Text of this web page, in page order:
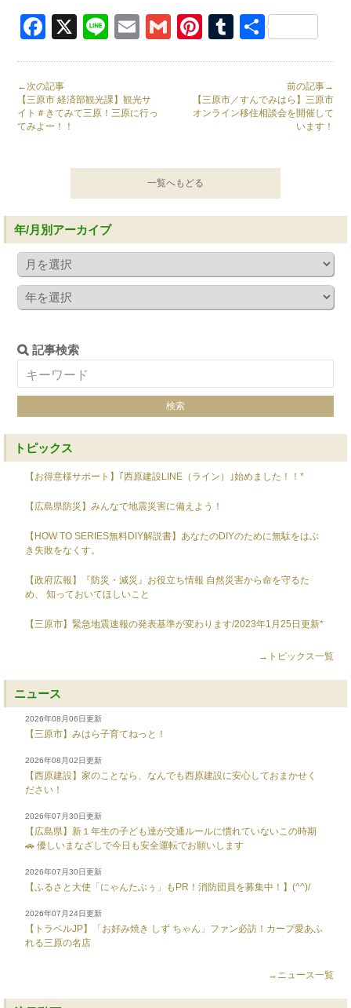
Facebook
X LineEmailGmailPinterest
Tumblr
共
前の記事→
【三原市／すんでみはら】三原市
オンライン移住相談会を開催して
います！
←次の記事
【三原市 経済部観光課】観光サ
イト＃きてみて三原！三原に行っ
てみよー！！
一覧へもどる
年/月別アーカイブ
記事検索
トピックス
【お得意様サポート】｢西原建設LINE（ライン）｣始めました！！*
【広島県防災】みんなで地震災害に備えよう！
【HOW TO SERIES無料DIY解説書】あなたのDIYのために無駄をはぶ
き失敗をなくす。
【政府広報】『防災・減災』お役立ち情報 自然災害から命を守るた
め、 知っておいてほしいこと
【三原市】緊急地震速報の発表基準が変わります/2023年1月25日更新*
→トピックス一覧
ニュース
2026年08月06日更新
【三原市】みはら子育てねっと！
2026年08月02日更新
【西原建設】家のことなら、なんでも西原建設に安心しておまかせく
ださい！
2026年07月30日更新
【広島県】新１年生の子ども達が交通ルールに慣れていないこの時期
🚗 優しいまなざしで今日も安全運転でお願いします
2026年07月30日更新
【ふるさと大使「にゃんたぶぅ」もPR！消防団員を募集中！】(^^)/
2026年07月24日更新
【トラベルJP】「お好み焼き しず ちゃん」ファン必訪！カープ愛あふ
れる三原の名店
→ニュース一覧